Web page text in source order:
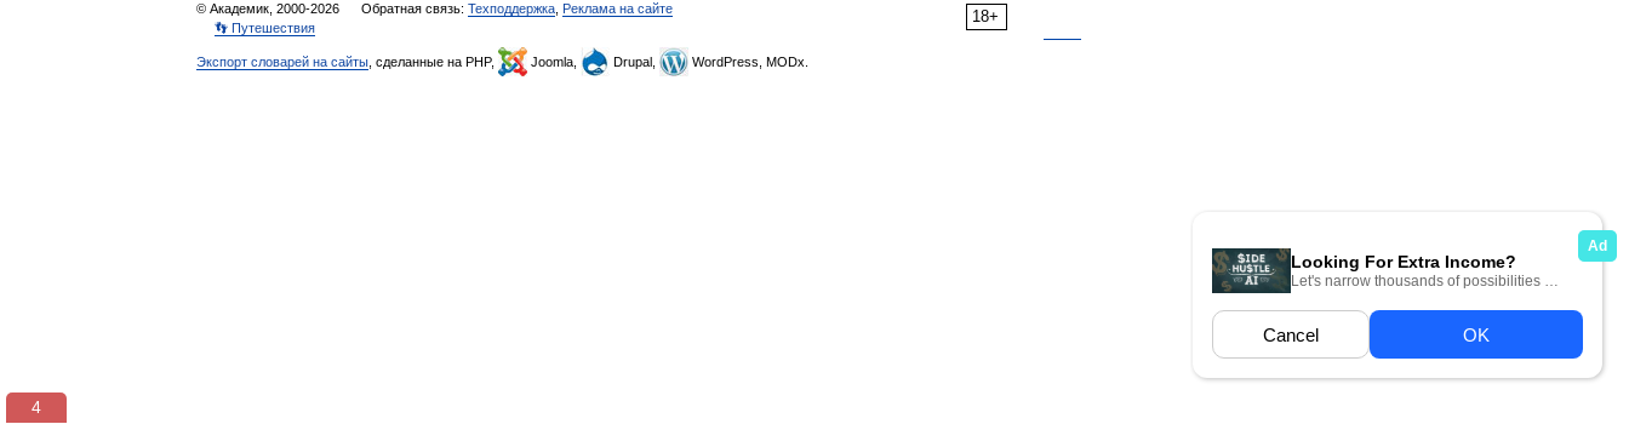
18+
© Академик, 2000-2026 Обратная связь: Техподдержка Реклама на сайте
👣 Путешествия
Экспорт словарей на сайты , сделанные на PHP, Joomla, Drupal, WordPress, MODx.
3